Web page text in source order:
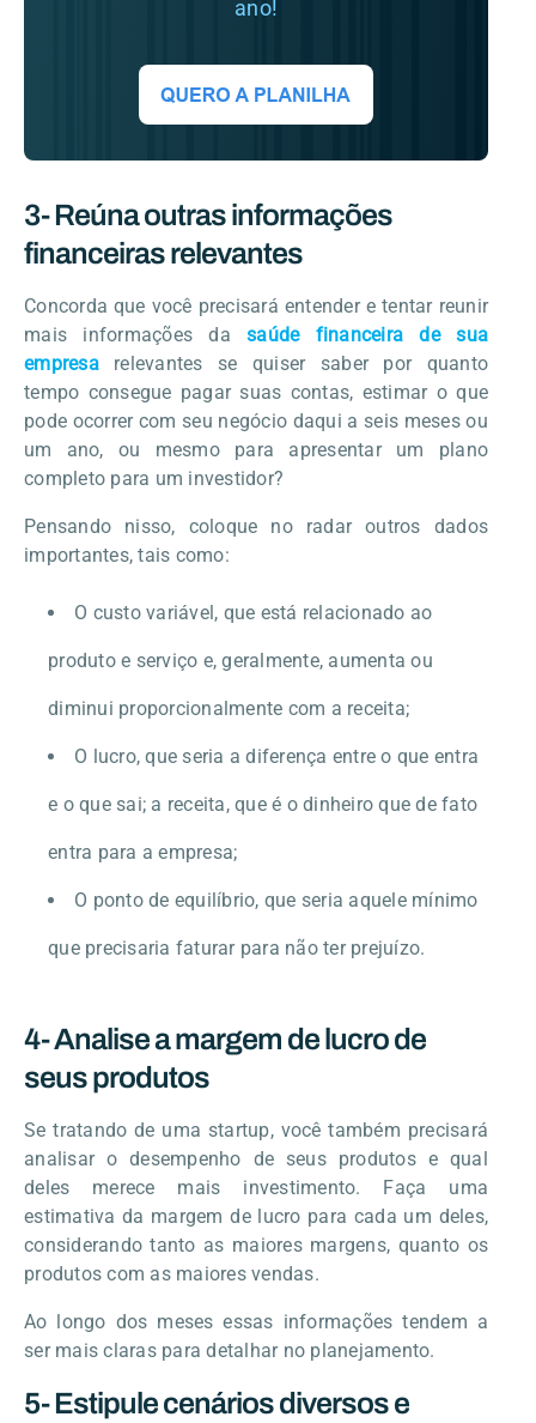
ano!
3- Reúna outras informações
financeiras relevantes
Concorda que você precisará entender e tentar reunir
mais informações dasaúde financeira de sua
empresarelevantes se quiser saber por quanto
tempo consegue pagar suas contas, estimar o que
pode ocorrer com seu negócio daqui a seis meses ou
um ano, ou mesmo para apresentar um plano
completo para um investidor?
Pensando nisso, coloque no radar outros dados
importantes, tais como:
O custo variável, que está relacionado ao
produto e serviço e, geralmente, aumenta ou
diminui proporcionalmente com a receita;
O lucro, que seria a diferença entre o que entra
e o que sai; a receita, que é o dinheiro que de fato
entra para a empresa;
O ponto de equilíbrio, que seria aquele mínimo
que precisaria faturar para não ter prejuízo.
4- Analise a margem de lucro de
seus produtos
Se tratando de uma startup, você também precisará
analisar o desempenho de seus produtos e qual
deles merece mais investimento. Faça uma
estimativa da margem de lucro para cada um deles,
considerando tanto as maiores margens, quanto os
produtos com as maiores vendas.
Ao longo dos meses essas informações tendem a
ser mais claras para detalhar no planejamento.
5- Estipule cenários diversos e